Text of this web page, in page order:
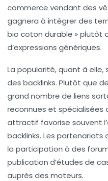
commerce vendant des
gagnera à intégrer des
bio coton durable » plutôt
d’expressions génériques.
La popularité, quant à
des backlinks. Plutôt que
grand nombre de liens
reconnues et spécialisées
attractif favorise souvent
backlinks. Les
la participation à des
publication d’études de
auprès des moteurs.